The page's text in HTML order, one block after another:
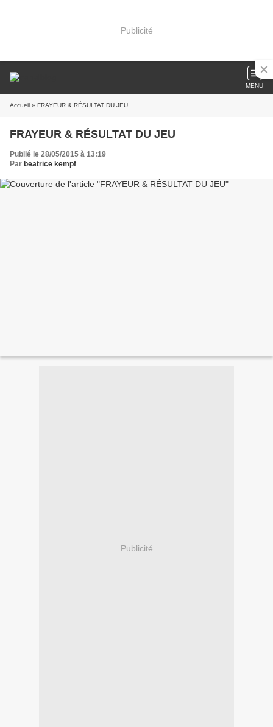
Publicité
MENU
Accueil » FRAYEUR & RÉSULTAT DU JEU
FRAYEUR & RÉSULTAT DU JEU
Publié le 28/05/2015 à 13:19
Par beatrice kempf
Publicité